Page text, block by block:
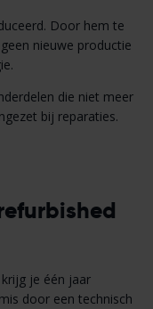
Door hem te
nieuwe productie
die niet meer
bij reparaties.
je één jaar
door een technisch